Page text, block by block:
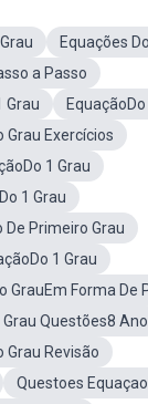
Equações
a Passo
Grau
Grau Exercícios
1 Grau
1 Grau
Primeiro Grau
1 Grau
GrauEm Forma De
Questões8 Ano
Grau Revisão
Questoes